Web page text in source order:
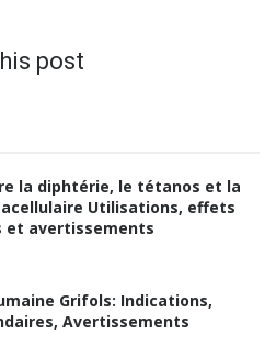
post
la diphtérie, le tétanos et la
Utilisations, effets
et avertissements
Grifols: Indications,
Avertissements